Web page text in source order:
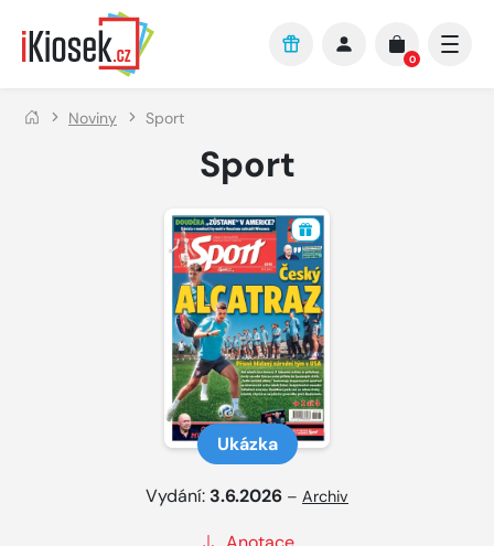
Přejít na hlavní obsah
0
Noviny Sport
Sport
Ukázka
Vydání: 3.6.2026 – Archiv